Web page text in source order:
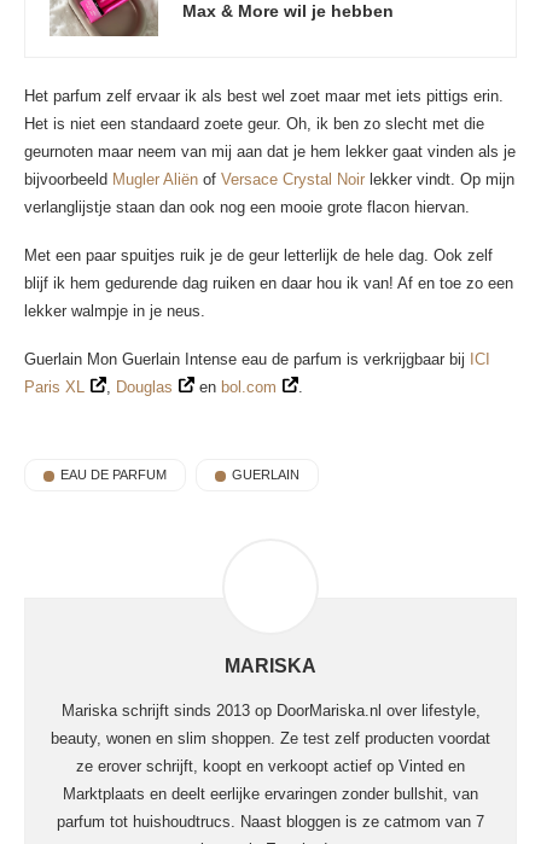
Max & More wil je hebben
Het parfum zelf ervaar ik als best wel zoet maar met iets pittigs erin.
Het is niet een standaard zoete geur. Oh, ik ben zo slecht met die
geurnoten maar neem van mij aan dat je hem lekker gaat vinden als je
bijvoorbeeld Mugler Aliën of Versace Crystal Noir lekker vindt. Op mijn
verlanglijstje staan dan ook nog een mooie grote flacon hiervan.
Met een paar spuitjes ruik je de geur letterlijk de hele dag. Ook zelf
blijf ik hem gedurende dag ruiken en daar hou ik van! Af en toe zo een
lekker walmpje in je neus.
Guerlain Mon Guerlain Intense eau de parfum is verkrijgbaar bij ICI
Paris XL
, Douglas en bol.com .
EAU DE PARFUM GUERLAIN
MARISKA
Mariska schrijft sinds 2013 op DoorMariska.nl over lifestyle,
beauty, wonen en slim shoppen. Ze test zelf producten voordat
ze erover schrijft, koopt en verkoopt actief op Vinted en
Marktplaats en deelt eerlijke ervaringen zonder bullshit, van
parfum tot huishoudtrucs. Naast bloggen is ze catmom van 7